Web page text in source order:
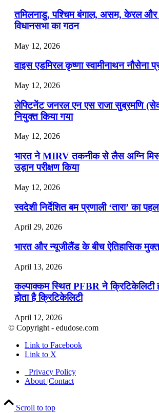
तमिलनाडु, पश्चिम बंगाल, असम, केरल और
विधानसभा का गठन
May 12, 2026
वाइस एडमिरल कृष्णा स्वामीनाथन नौसेना
May 12, 2026
लेफ्टिनेंट जनरल एन एस राजा सुब्रमणि
नियुक्त किया गया
May 12, 2026
भारत ने MIRV तकनीक से लैस अग्नि
उड़ान परीक्षण किया
May 12, 2026
स्वदेशी निर्देशित बम प्रणाली ‘तारा’ का
April 29, 2026
भारत और न्यूजीलैंड के बीच ऐतिहासिक मुक्त
April 13, 2026
कल्पाक्कम स्थित PFBR ने क्रिटिकेलिटी
होता है क्रिटिकेलिटी
April 12, 2026
April 9, 2026
नासा का आर्टेमिस-2 मिशन: मनुष्य एक
पहुंचा
April 7, 2026
© Copyright - edudose.com
Link to Facebook
Link to X
Privacy Policy
About |Contact
Scroll to top